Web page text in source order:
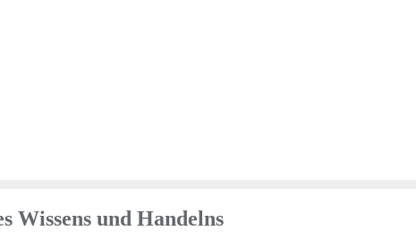
Wissens und Handelns